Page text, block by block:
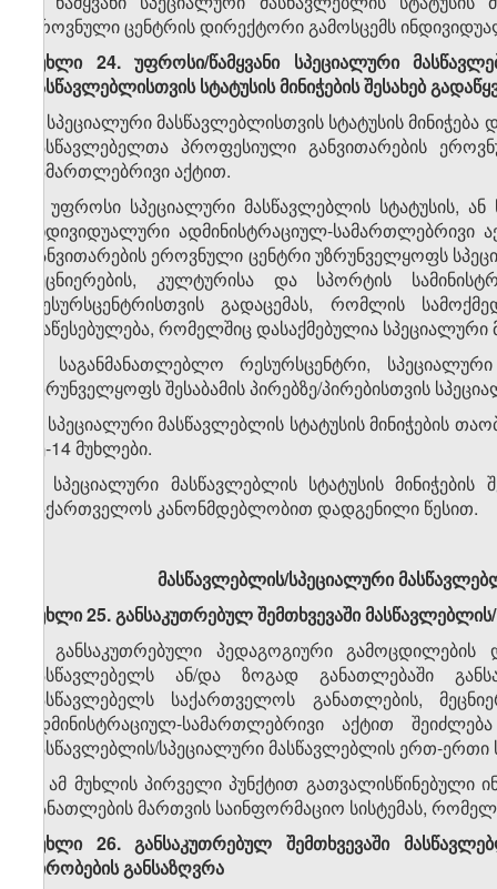
ეროვნული ცენტრის დირექტორი გამოსცემს
მუხლი 24. უფროსი/წამყვანი სპეციალური
მასწავლებლისთვის სტატუსის მინიჭების შესახებ
1. სპეციალური მასწავლებლისთვის სტატუსის
მასწავლებელთა პროფესიული განვითარების
სამართლებრივი აქტით.
2. უფროსი სპეციალური მასწავლებლის სტატუსის, ან
ინდივიდუალური ადმინისტრაციულ-
განვითარების ეროვნული ცენტრი უზრუნველყოფს
მეცნიერების, კულტურისა და სპორტის
რესურსცენტრისთვის გადაცემას, რომლის
დაწესებულება, რომელშიც დასაქმებულია
3. საგანმანათლებლო რესურსცენტრი,
უზრუნველყოფს შესაბამის პირებზე/პირებისთვის
4. სპეციალური მასწავლებლის სტატუსის მინიჭების
მე-14 მუხლები.
5. სპეციალური მასწავლებლის სტატუსის
საქართველოს კანონმდებლობით დადგენილი წესით.
მასწავლებლის/სპეციალური
მუხლი25. განსაკუთრებულ შემთხვევაში
1. განსაკუთრებული პედაგოგიური
მასწავლებელს ან/და ზოგად განათლებაში
მასწავლებელს საქართველოს განათლების,
ადმინისტრაციულ-სამართლებრივი აქტით
მასწავლებლის/სპეციალური მასწავლებლის ერთ-ერთი
2. ამ მუხლის პირველი პუნქტით გათვალისწინებული
განათლების მართვის საინფორმაციო სისტემას,
მუხლი 26. განსაკუთრებულ შემთხვევაში
პირობების განსაზღვრა